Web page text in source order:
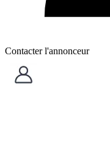
Contacter l'annonceur